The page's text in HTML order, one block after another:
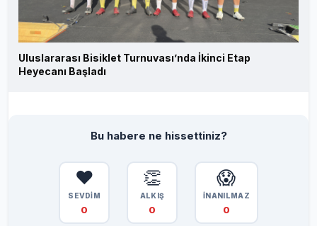
Uluslararası Bisiklet Turnuvası’nda İkinci Etap
Heyecanı Başladı
Bu habere ne hissettiniz?
❤️
SEVDİM
0
👏
ALKIŞ
0
😱
İNANILMAZ
0